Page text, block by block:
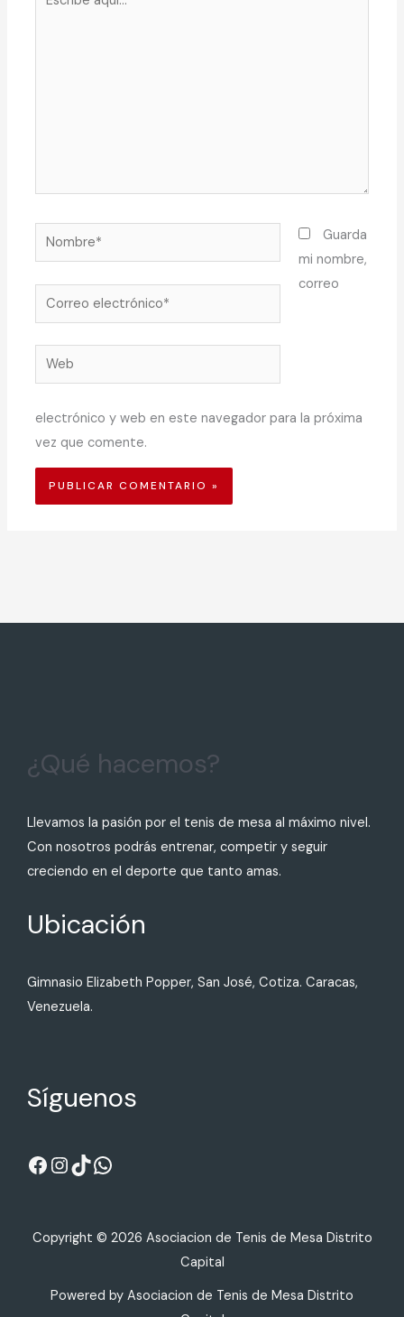
Nombre*
Correo
electrónico*
Web
Guarda
mi nombre,
correo
electrónico y web en este navegador para la próxima
vez que comente.
¿Qué hacemos?
Llevamos la pasión por el tenis de mesa al máximo nivel.
Con nosotros podrás entrenar, competir y seguir
creciendo en el deporte que tanto amas.
Ubicación
Gimnasio Elizabeth Popper, San José, Cotiza. Caracas,
Venezuela.
Síguenos
Copyright © 2026 Asociacion de Tenis de Mesa Distrito
Capital
Powered by Asociacion de Tenis de Mesa Distrito